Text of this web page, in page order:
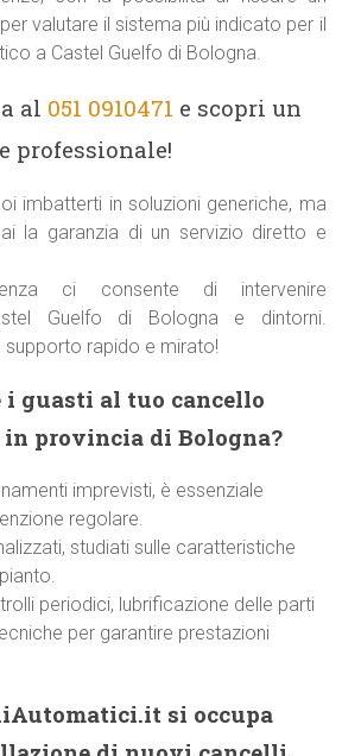
valutare il sistema più indicato per il
a Castel Guelfo di Bologna.
al 051 0910471 e scopri un
professionale!
imbatterti in soluzioni generiche, ma
la garanzia di un servizio diretto e
ci consente di intervenire
Guelfo di Bologna e dintorni.
supporto rapido e mirato!
i guasti al tuo cancello
in provincia di Bologna?
imprevisti, è essenziale
regolare.
studiati sulle caratteristiche
periodici, lubrificazione delle parti
per garantire prestazioni
si occupa